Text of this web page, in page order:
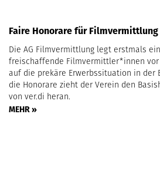
Faire Honorare für Filmvermittlung
Die AG Filmvermittlung legt erstmals
freischaffende Filmvermittler*innen
auf die prekäre Erwerbssituation in der
die Honorare zieht der Verein den
von ver.di heran.
MEHR »